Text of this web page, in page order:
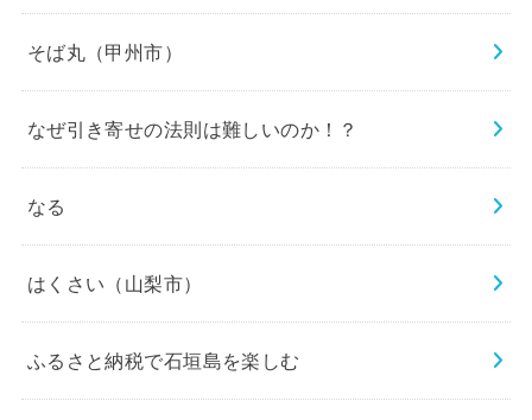
そば丸（甲州市）
なぜ引き寄せの法則は難しいのか！？
なる
はくさい（山梨市）
ふるさと納税で石垣島を楽しむ